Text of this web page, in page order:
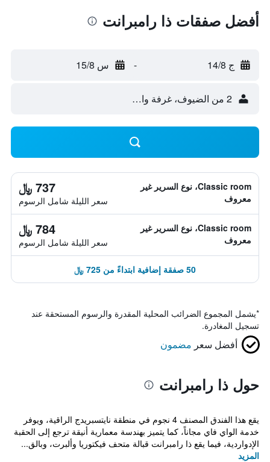
أفضل صفقات ذا رامبرانت
ج 14/8 - س 15/8
2 من الضيوف، غرفة واحدة
Classic room، نوع السرير غير
معروف
737 ﷼
سعر الليلة شامل الرسوم
Classic room، نوع السرير غير
معروف
784 ﷼
سعر الليلة شامل الرسوم
50 صفقة إضافية ابتداءً من 725 ﷼
*يشمل المجموع الضرائب المحلية المقدرة والرسوم المستحقة عند
تسجيل المغادرة.
أفضل سعر مضمون
حول ذا رامبرانت
يقع هذا الفندق المصنف 4 نجوم في منطقة نايتسبريدج الراقية، ويوفر
خدمة الواي فاي مجاناً، كما يتميز بهندسة معمارية أنيقة ترجع إلى الحقبة
الإدواردية، فيما يقع ذا رامبرانت قبالة متحف فيكتوريا وألبرت، وبالق...
المزيد